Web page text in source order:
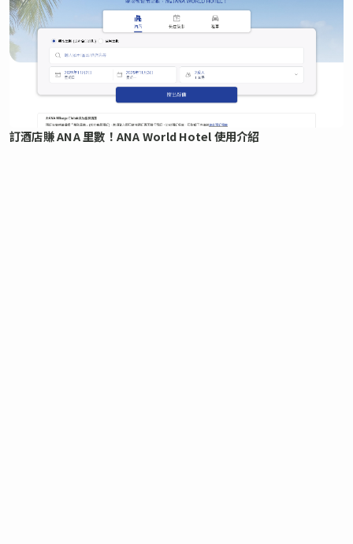
訂酒店賺 ANA 里數！ANA World Hotel 使用介紹